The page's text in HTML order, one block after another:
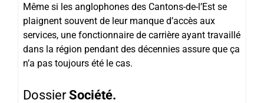
Même si les anglophones des Cantons-de-l’Est se
plaignent souvent de leur manque d’accès aux
services, une fonctionnaire de carrière ayant travaillé
dans la région pendant des décennies assure que ça
n’a pas toujours été le cas.
DossierSociété.